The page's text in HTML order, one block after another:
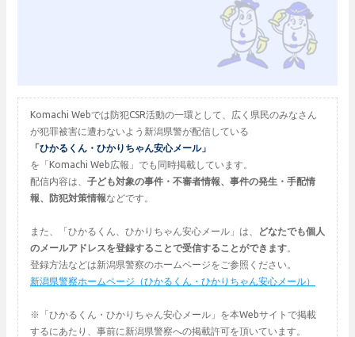
Komachi Webでは防犯CSR活動の一環として、広く県民のみなさん
が犯罪被害に遭わないよう新潟県警が配信している
「ひかるくん・ひかりちゃん安心メール」
を「Komachi Web広報」でも同時掲載しています。
配信内容は、 子ども対象の事件・不審者情報、事件の発生・手配情
報、防犯対策情報などです。
また、「ひかるくん、ひかりちゃん安心メール」は、
どなたでも個人
のメールアドレスを登録することで受信することができます。
登録方法などは新潟県警察のホームページをご参照ください。
新潟県警察ホームページ（ひかるくん・ひかりちゃん安心メール）
※「ひかるくん・ひかりちゃん安心メール」を本Webサイトで掲載
するにあたり、事前に新潟県警察への掲載許可を頂いています。